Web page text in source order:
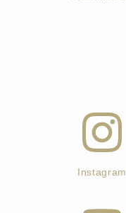
Instagram